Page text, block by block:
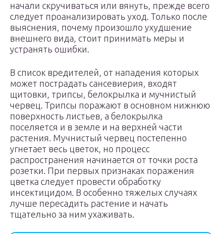
начали скручиваться или вянуть, прежде всего
следует проанализировать уход. Только после
выяснения, почему произошло ухудшение
внешнего вида, стоит принимать меры и
устранять ошибки.
В список вредителей, от нападения которых
может пострадать сансевиерия, входят
щитовки, трипсы, белокрылка и мучнистый
червец. Трипсы поражают в основном нижнюю
поверхность листьев, а белокрылка
поселяется и в земле и на верхней части
растения. Мучнистый червец постепенно
угнетает весь цветок, но процесс
распространения начинается от точки роста
розетки. При первых признаках поражения
цветка следует провести обработку
инсектицидом. В особенно тяжелых случаях
лучше пересадить растение и начать
тщательно за ним ухаживать.